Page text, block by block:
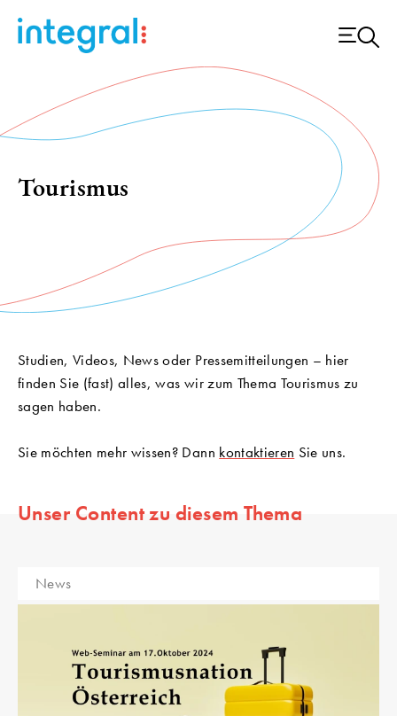
Tourismus
Studien, Videos, News oder Pressemitteilungen – hier
finden Sie (fast) alles, was wir zum Thema Tourismus zu
sagen haben.
Sie möchten mehr wissen? Dann kontaktieren Sie uns.
Unser Content zu diesem Thema
News